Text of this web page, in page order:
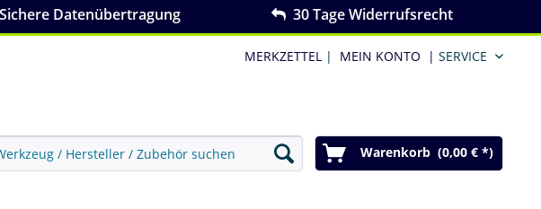
Datenübertragung 30 Tage Widerrufsrecht
MERKZETTEL | MEIN KONTO | SERVICE
Warenkorb (0,00 € *)